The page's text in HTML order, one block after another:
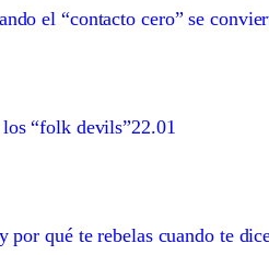
el “contacto cero” se
“folk devils”22.01
por qué te rebelas cuando te